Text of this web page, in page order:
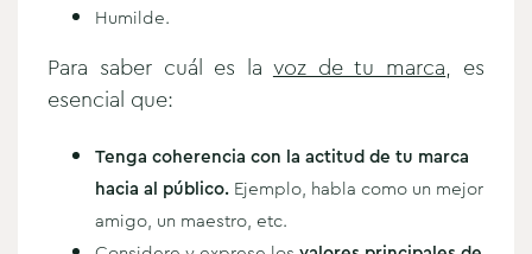
Humilde.
Para saber cuál es la voz de tu marca, es
esencial que:
Tenga coherencia con la actitud de tu marca
hacia al público. Ejemplo, habla como un mejor
amigo, un maestro, etc.